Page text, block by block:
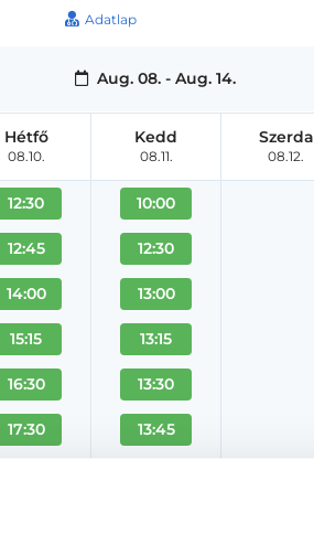
Adatlap
Aug. 08. - Aug. 14.
Hétfő
08.10.
12:30
12:45
14:00
15:15
16:30
17:30
Kedd
08.11.
10:00
12:30
13:00
13:15
13:30
13:45
Szerda
08.12.